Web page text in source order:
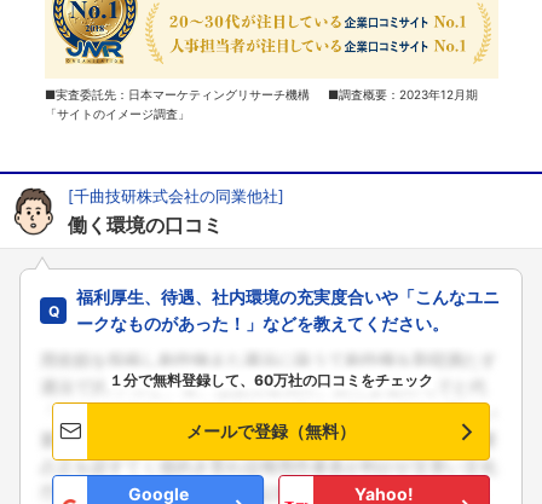
■実査委託先：日本マーケティングリサーチ機構 ■調査概要：2023年12月期
「サイトのイメージ調査」
[千曲技研株式会社の同業他社]
働く環境の口コミ
福利厚生、待遇、社内環境の充実度合いや「こんなユニ
ークなものがあった！」などを教えてください。
１分で無料登録して、60万社の口コミをチェック
メールで登録（無料）
Google Yahoo!